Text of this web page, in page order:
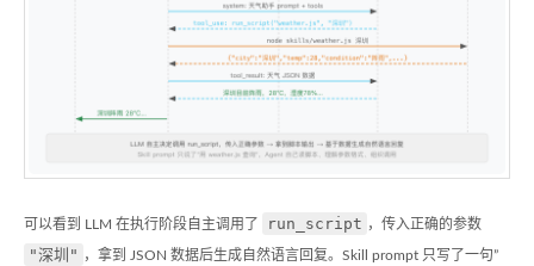
可以看到 LLM 在执行阶段自主调用了 run_script ，传入正确的参数
"深圳" ，拿到 JSON 数据后生成自然语言回复。Skill prompt 只写了一句”